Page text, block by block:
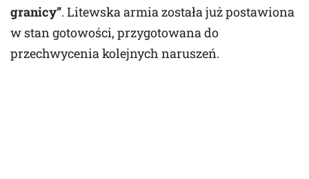
granicy”. Litewska armia została już postawiona
w stan gotowości, przygotowana do
przechwycenia kolejnych naruszeń.